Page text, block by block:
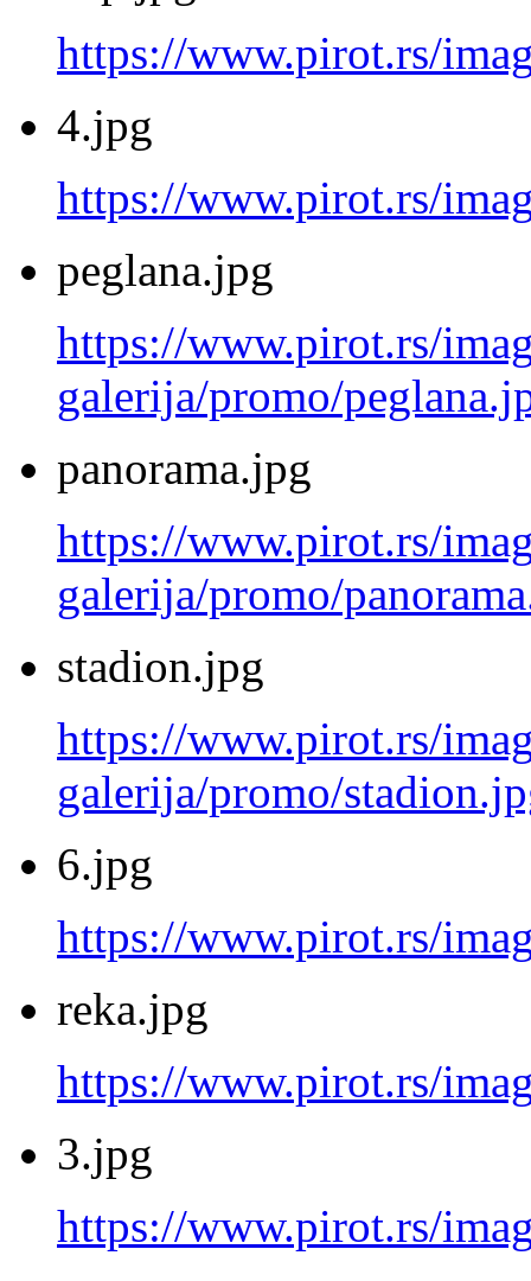
https://www.pirot.rs/
4.jpg
https://www.pirot.rs/
peglana.jpg
https://www.pirot.rs/
galerija/promo/
panorama.jpg
https://www.pirot.rs/
galerija/promo/
stadion.jpg
https://www.pirot.rs/
galerija/promo/
6.jpg
https://www.pirot.rs/
reka.jpg
https://www.pirot.rs/
3.jpg
https://www.pirot.rs/